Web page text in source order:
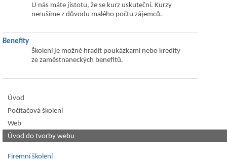
U nás máte jistotu, že se kurz uskuteční. Kurzy
nerušíme z důvodu malého počtu zájemců.
Benefity
Školení je možné hradit poukázkami nebo kredity
ze zaměstnaneckých benefitů.
Úvod
Počítačová školení
Web
Úvod do tvorby webu
Firemní školení